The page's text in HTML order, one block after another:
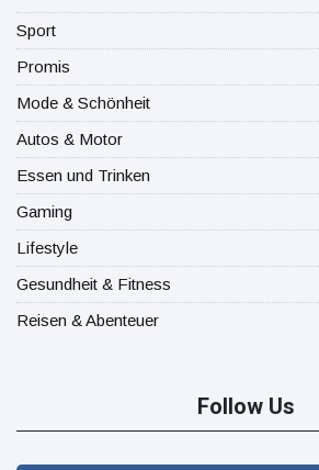
Sport
Promis
Mode & Schönheit
Autos & Motor
Essen und Trinken
Gaming
Lifestyle
Gesundheit & Fitness
Reisen & Abenteuer
Follow Us